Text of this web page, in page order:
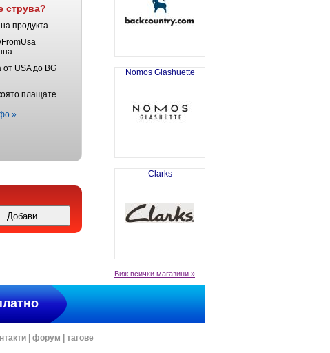
струва?
продукта
от USA до BG
плащате
»
Nomos Glashuette
Clarks
Виж всички магазини »
форум тагове